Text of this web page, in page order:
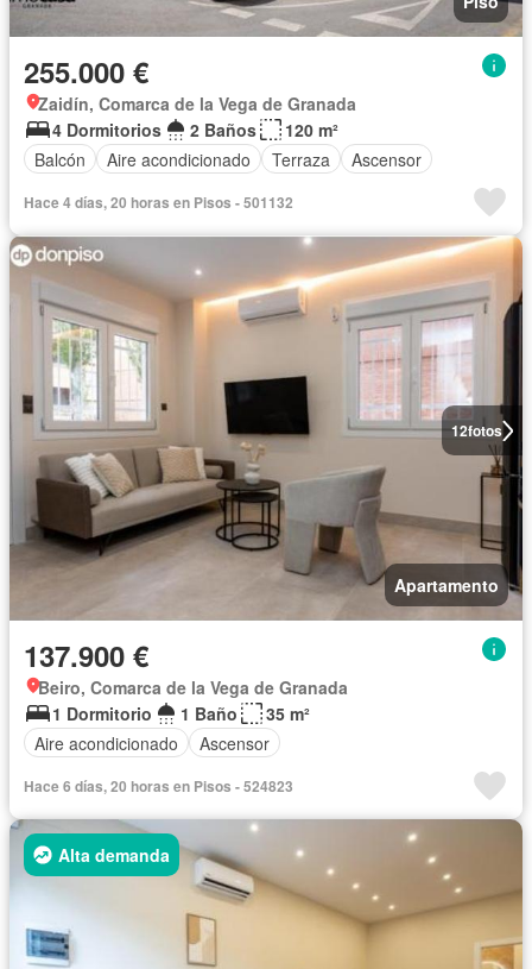
255.000 €
Zaidín, Comarca de la Vega de Granada
4 Dormitorios
2 Baños
120 m²
Balcón
Aire acondicionado Terraza Ascensor
Hace 4 días, 20 horas en Pisos - 501132
12fotos
Apartamento
137.900 €
Beiro, Comarca de la Vega de Granada
1 Dormitorio
1 Baño
35 m²
Aire acondicionado
Ascensor
Hace 6 días, 20 horas en Pisos - 524823
Alta demanda